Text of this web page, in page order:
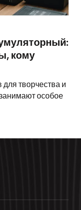
кому
творчества и
особое